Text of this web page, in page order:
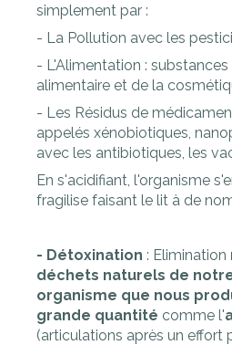
simplement par :
- La Pollution avec les
- L'Alimentation :
alimentaire et de la
- Les Résidus de
appelés xénobiotiques,
avec les antibiotiques, les
En s'acidifiant, l'organisme
fragilise faisant le lit à de
- Détoxination : Elimination
déchets naturels de
organisme que nous
grande quantité comme l'
(articulations après un effort